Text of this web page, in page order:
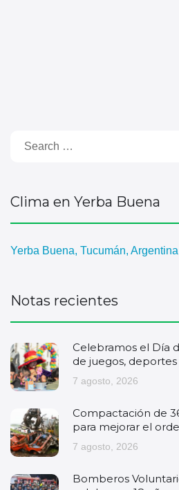
Clima en Yerba Buena
Yerba Buena, Tucumán, Argentina
Notas recientes
Celebramos el Día
de juegos,
7 agosto, 2026
Compactación de
para mejorar el
7 agosto, 2026
Bomberos